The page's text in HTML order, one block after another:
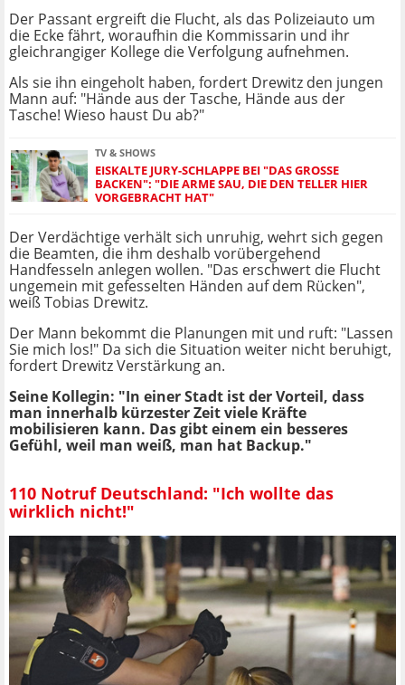
Der Passant ergreift die Flucht, als das Polizeiauto um
die Ecke fährt, woraufhin die Kommissarin und ihr
gleichrangiger Kollege die Verfolgung aufnehmen.
Als sie ihn eingeholt haben, fordert Drewitz den jungen
Mann auf: "Hände aus der Tasche, Hände aus der
Tasche! Wieso haust Du ab?"
TV & SHOWS
EISKALTE JURY-SCHLAPPE BEI "DAS GROSSE B
ACKEN": "DIE ARME SAU, DIE DEN TELLER HIER V
ORGEBRACHT HAT"
Der Verdächtige verhält sich unruhig, wehrt sich gegen
die Beamten, die ihm deshalb vorübergehend
Handfesseln anlegen wollen. "Das erschwert die Flucht
ungemein mit gefesselten Händen auf dem Rücken",
weiß Tobias Drewitz.
Der Mann bekommt die Planungen mit und ruft: "Lassen
Sie mich los!" Da sich die Situation weiter nicht beruhigt,
fordert Drewitz Verstärkung an.
Seine Kollegin: "In einer Stadt ist der Vorteil, dass
man innerhalb kürzester Zeit viele Kräfte
mobilisieren kann. Das gibt einem ein besseres
Gefühl, weil man weiß, man hat Backup."
110 Notruf Deutschland: "Ich wollte das
wirklich nicht!"